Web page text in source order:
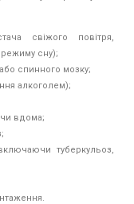
свіжого повітря,
сну);
спинного мозку;
алкоголем);
чи вдома;
туберкульоз,